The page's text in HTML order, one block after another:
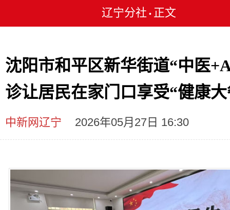
辽宁分社 • 正文
沈阳市和平区新华街道“中医
诊让居民在家门口享受“健康
中新网辽宁 2026年05月27日 16:30